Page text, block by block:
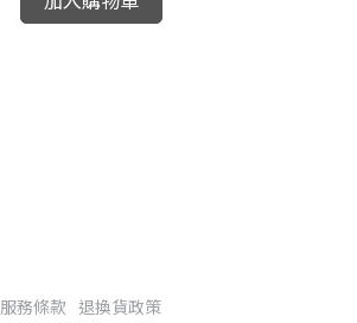
服務條款 退換貨政策